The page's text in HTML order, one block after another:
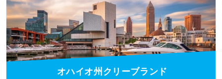
オハイオ州クリーブランド